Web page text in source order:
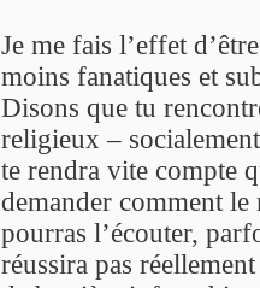
Je me fais l’effet
moins fanatiques et
Disons que tu
religieux –
te rendra vite compte
demander comment le
pourras l’écouter,
réussira pas